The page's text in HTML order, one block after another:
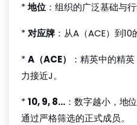
*地位 ：组织的广泛基础与行
*对应牌 ：从A（ACE）到10
*A（ACE）
：精英中的精
力接近J。
*10, 9, 8... ：数字越小，地
通过严格筛选的正式成员。